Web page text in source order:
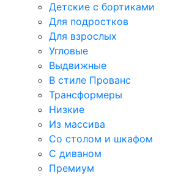
Детские с бортиками
Для подростков
Для взрослых
Угловые
Выдвижные
В стиле Прованс
Трансформеры
Низкие
Из массива
Со столом и шкафом
С диваном
Премиум